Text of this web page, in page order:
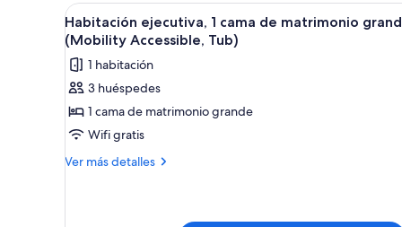
camas
dobles
Abrir
todas
las
fotos
de
Habitación
ejecutiva,
1
Habitación de hotel con una
5
Habitación ejecutiva, 1 cama de matrimonio
(Mobility Accessible, Tub)
1 habitación
3 huéspedes
1 cama de matrimonio grande
Wifi gratis
Ver más detalles
Más